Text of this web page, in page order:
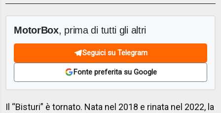
MotorBox, prima di tutti gli altri
Seguici su Telegram
Fonte preferita su Google
Il “Bisturi” è tornato. Nata nel 2018 e rinata nel 2022, la